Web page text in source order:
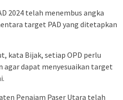
2024 telah menembus angka
target PAD yang ditetapkan
kata Bijak, setiap OPD perlu
agar dapat menyesuaikan target
Penajam Paser Utara telah